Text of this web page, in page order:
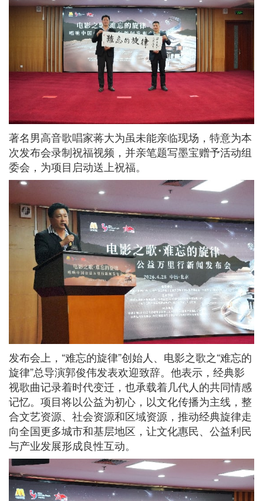
著名男高音歌唱家蒋大为虽未能亲临现场，特意为本
次发布会录制祝福视频，并亲笔题写墨宝赠予活动组
委会，为项目启动送上祝福。
发布会上，“难忘的旋律”创始人、电影之歌之“难忘的
旋律”总导演郭俊伟发表欢迎致辞。他表示，经典影
视歌曲记录着时代变迁，也承载着几代人的共同情感
记忆。项目将以公益为初心，以文化传播为主线，整
合文艺资源、社会资源和区域资源，推动经典旋律走
向全国更多城市和基层地区，让文化惠民、公益利民
与产业发展形成良性互动。